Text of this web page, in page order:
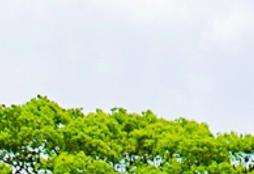
2023年2月
2022年12月
2022年9月
2022年8月